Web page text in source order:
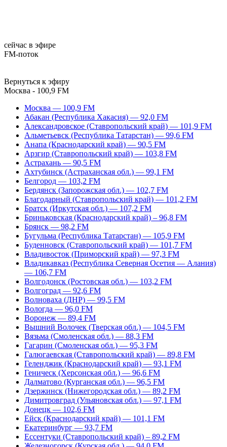
сейчас в эфире
FM-поток
Вернуться к эфиру
Москва - 100,9 FM
Москва — 100,9 FM
Абакан (Республика Хакасия) — 92,0 FM
Александровское (Ставропольский край) — 101,9 FM
Альметьевск (Республика Татарстан) — 99,6 FM
Анапа (Краснодарский край) — 90,5 FM
Арзгир (Ставропольский край) — 103,8 FM
Астрахань — 90,5 FM
Ахтубинск (Астраханская обл.) — 99,1 FM
Белгород — 103,2 FM
Бердянск (Запорожская обл.) — 102,7 FM
Благодарный (Ставропольский край) — 101,2 FM
Братск (Иркутская обл.) — 107,2 FM
Бриньковская (Краснодарский край) – 96,8 FM
Брянск — 98,2 FM
Бугульма (Республика Татарстан) — 105,9 FM
Буденновск (Ставропольский край) — 101,7 FM
Владивосток (Приморский край) — 97,3 FM
Владикавказ (Республика Северная Осетия — Алания)
— 106,7 FM
Волгодонск (Ростовская обл.) — 103,2 FM
Волгоград — 92,6 FM
Волноваха (ДНР) — 99,5 FM
Вологда — 96,0 FM
Воронеж — 89,4 FM
Вышний Волочек (Тверская обл.) — 104,5 FM
Вязьма (Смоленская обл.) — 88,3 FM
Гагарин (Смоленская обл.) — 95,3 FM
Галюгаевская (Ставропольский край) — 89,8 FM
Геленджик (Краснодарский край) — 93,1 FM
Геническ (Херсонская обл.) — 96,6 FM
Далматово (Курганская обл.) — 96,5 FM
Дзержинск (Нижегородская обл.) — 89,2 FM
Димитровград (Ульяновская обл.) — 97,1 FM
Донецк — 102,6 FM
Ейск (Краснодарский край) — 101,1 FM
Екатеринбург — 93,7 FM
Ессентуки (Ставропольский край) – 89,2 FM